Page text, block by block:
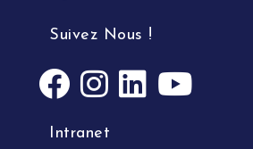
Suivez Nous !
Intranet